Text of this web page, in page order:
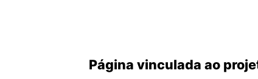
Página vinculada ao